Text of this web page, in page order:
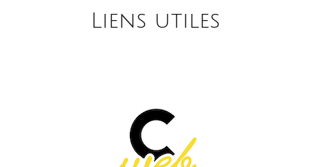
Liens utiles